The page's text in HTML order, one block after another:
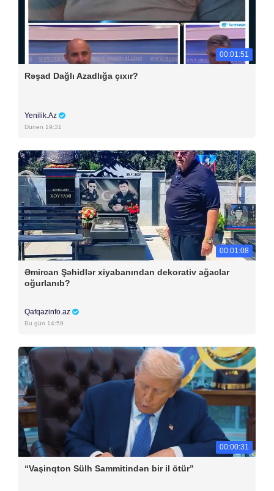
00:01:51
Rəşad Dağlı Azadlığa çıxır?
Yenilik.Az
Dünən 19:31
00:01:08
Əmircan Şəhidlər xiyabanından dekorativ ağaclar
oğurlanıb?
Qafqazinfo.az
Bu gün 14:59
00:00:31
“Vaşinqton Sülh Sammitindən bir il ötür”